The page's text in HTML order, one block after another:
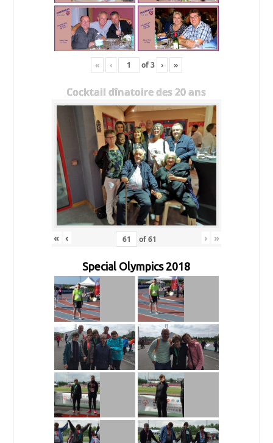
« ‹ of3 › »
Cocktail dînatoire des 20 ans
« ‹ of61 › »
Special Olympics 2018